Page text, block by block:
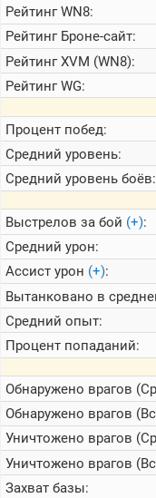
Информация
Онлайн
Цветовая
шкала
Теlegram
ВК
Портал
Мира
Танков
РейтингWN8:
РейтингБроне-сайт:
РейтингXVM (WN8):
РейтингWG:
Процент побед:
Средний уровень:
Средний уровень боёв:
Выстрелов за бой (+):
Средний урон:
Ассист урон (+):
Вытанковано в
Средний опыт:
Процент попаданий:
Обнаружено врагов
Обнаружено врагов
Уничтожено врагов
Уничтожено врагов
Захват базы: